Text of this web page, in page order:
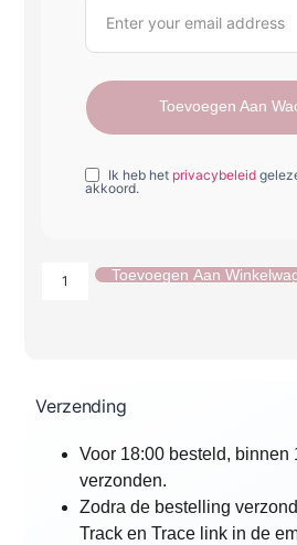
Toevoegen Aan
Ik heb het privacybeleid
akkoord.
Toevoegen Aan
Verzending
Voor 18:00 besteld, binnen
verzonden.
Zodra de bestelling
Track en Trace link in de